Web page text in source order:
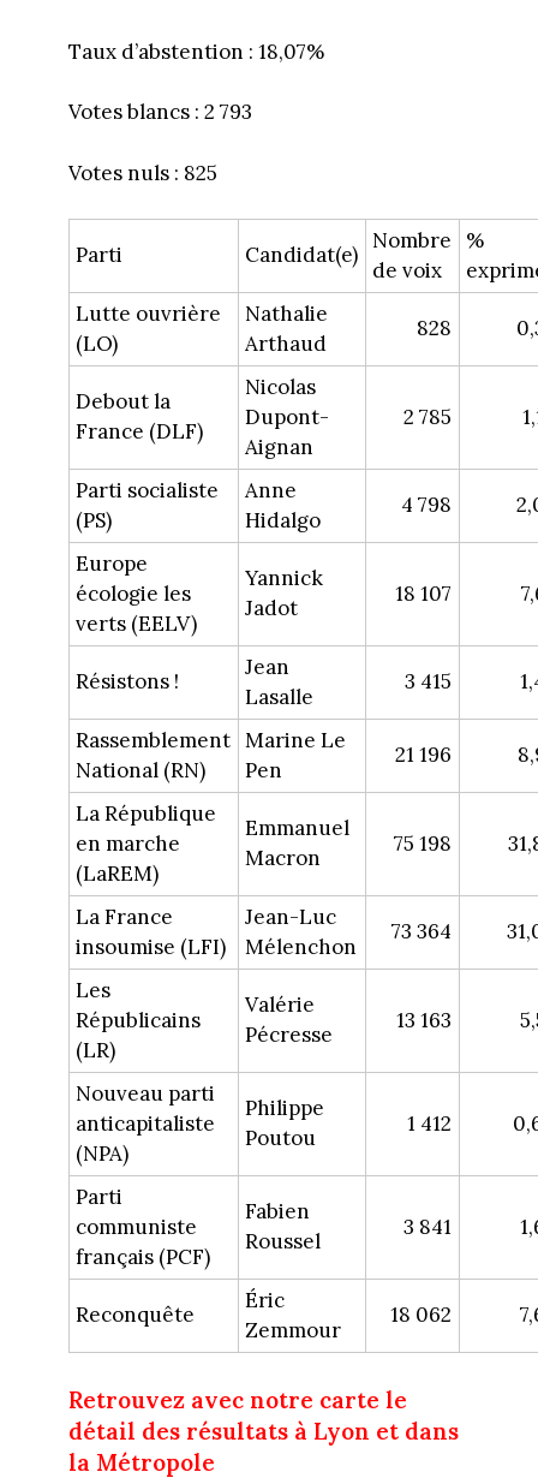
Taux d’abstention : 18,07%
Votes blancs : 2 793
Votes nuls : 825
Parti Candidat(e)
Nombre
de voix
%
Lutte ouvrière
(LO)
Nathalie
Arthaud
828
Debout la
France (DLF)
Nicolas
Dupont-
Aignan
2 785
Parti socialiste
(PS)
Anne
Hidalgo
4 798
Europe
écologie les
verts (EELV)
Yannick
Jadot
18 107
Résistons !
Jean
Lasalle
3 415
Rassemblement
National (RN)
Marine Le
Pen
21 196
La République
en marche
(LaREM)
Emmanuel
Macron
75 198
La France
insoumise (LFI)
Jean-Luc
Mélenchon
73 364
Les
Républicains
(LR)
Valérie
Pécresse
13 163
Nouveau parti
anticapitaliste
(NPA)
Philippe
Poutou
1 412
Parti
communiste
français (PCF)
Fabien
Roussel
3 841
Reconquête
Éric
Zemmour
18 062
Retrouvez avec notre carte le
détail des résultats à Lyon et dans
la Métropole